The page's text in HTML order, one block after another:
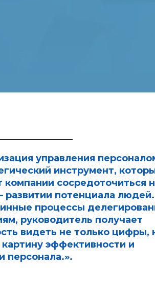
управления
инструмент,
компании сосредоточиться
развитии потенциала людей.
процессы
руководитель получает
видеть не только цифры,
эффективности и
персонала.».